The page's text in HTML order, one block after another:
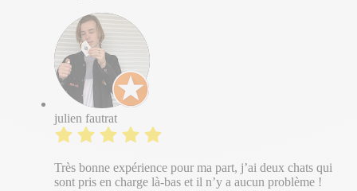
julien fautrat
Très bonne expérience pour ma part, j’ai deux chats qui
sont pris en charge là-bas et il n’y a aucun problème !